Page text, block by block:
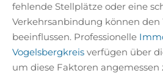
fehlende Stellplätze oder eine
Verkehrsanbindung können
beeinflussen. Professionelle
Vogelsbergkreis verfügen über
um diese Faktoren